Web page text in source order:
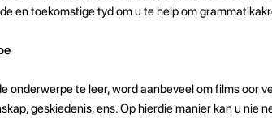
en toekomstige tyd om u te help om
onderwerpe te leer, word aanbeveel om films oor
geskiedenis, ens. Op hierdie manier kan u nie